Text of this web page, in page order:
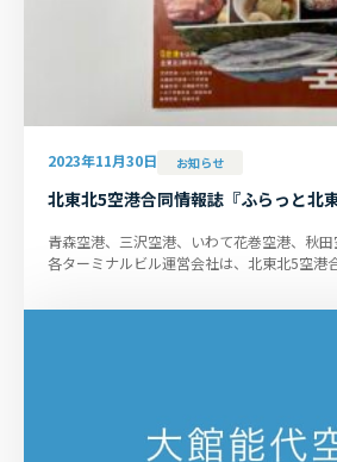
2023年11月30日 お知らせ
北東北5空港合同情報誌『ふらっと北
青森空港、三沢空港、いわて花巻空港、秋
各ターミナルビル運営会社は、北東北5空港